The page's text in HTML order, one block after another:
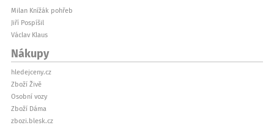
Milan Knížák pohřeb
Jiří Pospíšil
Václav Klaus
Nákupy
hledejceny.cz
Zboží Živě
Osobní vozy
Zboží Dáma
zbozi.blesk.cz